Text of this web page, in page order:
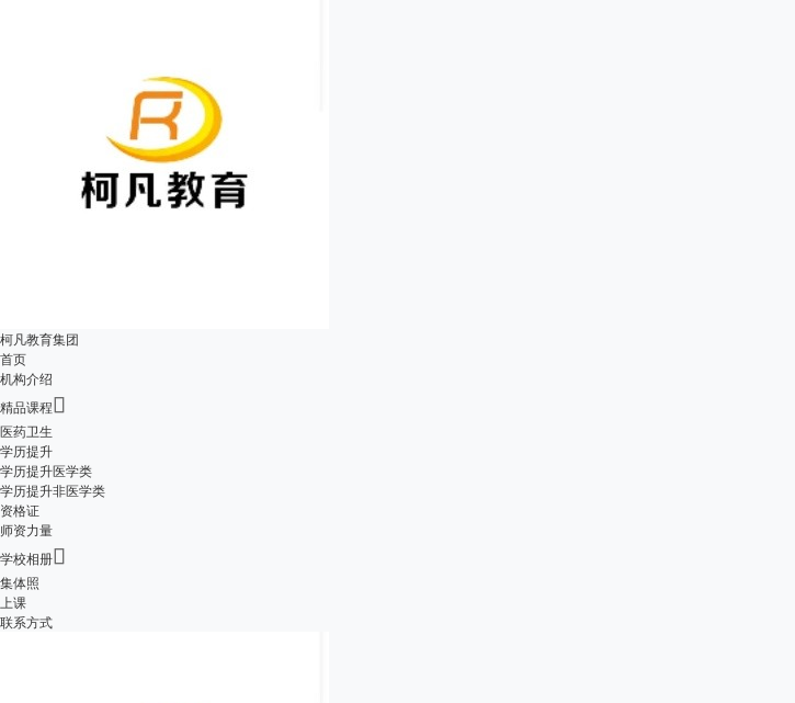
柯凡教育集团
首页
机构介绍
精品课程
医药卫生
学历提升
学历提升医学类
学历提升非医学类
资格证
师资力量
学校相册
集体照
上课
联系方式